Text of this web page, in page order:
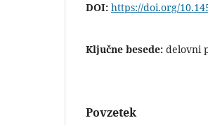
DOI: https://doi.org/
Ključne besede: delovni
Povzetek